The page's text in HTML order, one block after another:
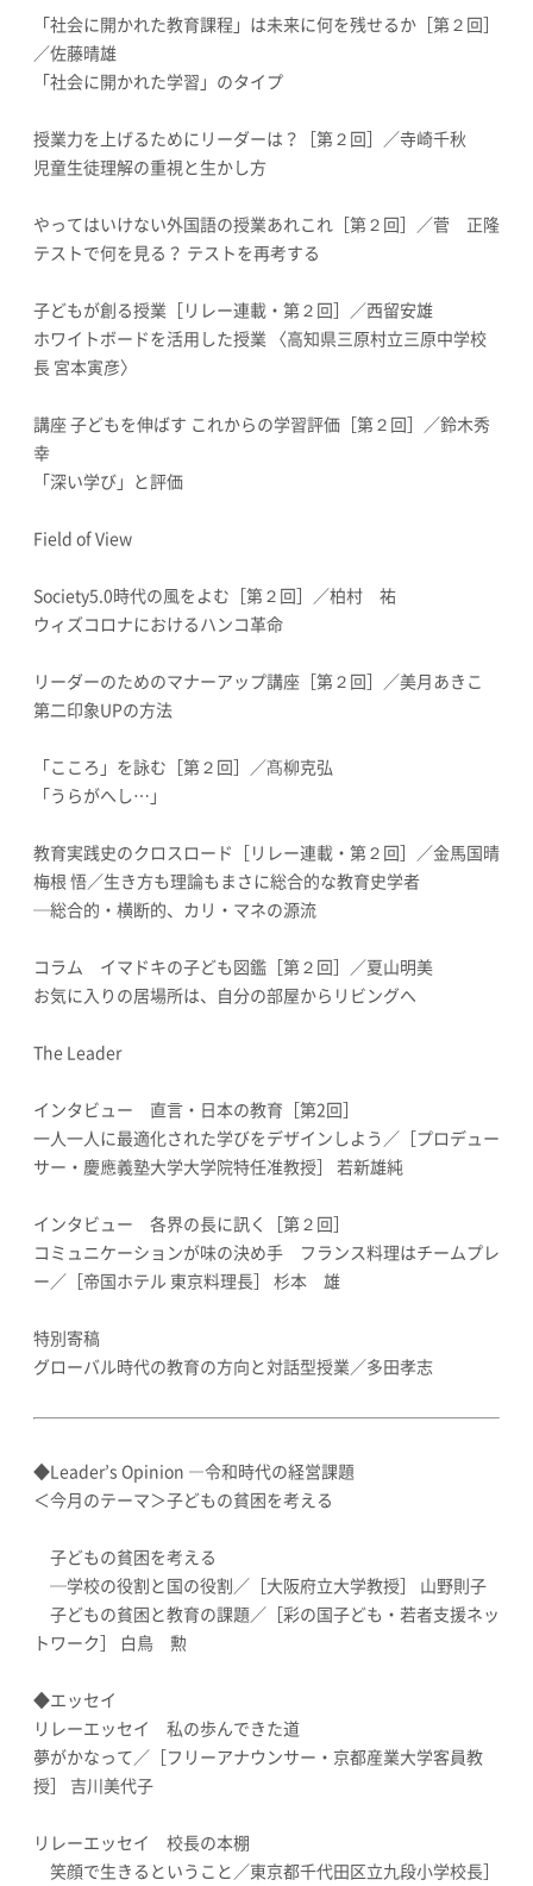
「社会に開かれた教育課程」は未来に何を残せるか［第２回］
／佐藤晴雄
「社会に開かれた学習」のタイプ
授業力を上げるためにリーダーは？［第２回］／寺崎千秋
児童生徒理解の重視と生かし方
やってはいけない外国語の授業あれこれ［第２回］／菅 正隆
テストで何を見る？ テストを再考する
子どもが創る授業［リレー連載・第２回］／西留安雄
ホワイトボードを活用した授業 〈高知県三原村立三原中学校
長 宮本寅彦〉
講座 子どもを伸ばす これからの学習評価［第２回］／鈴木秀
幸
「深い学び」と評価
Field of View
Society5.0時代の風をよむ［第２回］／柏村 祐
ウィズコロナにおけるハンコ革命
リーダーのためのマナーアップ講座［第２回］／美月あきこ
第二印象UPの方法
「こころ」を詠む［第２回］／髙柳克弘
「うらがへし…」
教育実践史のクロスロード［リレー連載・第２回］／金馬国晴
梅根 悟／生き方も理論もまさに総合的な教育史学者
─総合的・横断的、カリ・マネの源流
コラム イマドキの子ども図鑑［第２回］／夏山明美
お気に入りの居場所は、自分の部屋からリビングへ
The Leader
インタビュー 直言・日本の教育［第2回］
一人一人に最適化された学びをデザインしよう／［プロデュー
サー・慶應義塾大学大学院特任准教授］ 若新雄純
インタビュー 各界の長に訊く［第２回］
コミュニケーションが味の決め手 フランス料理はチームプレ
ー／［帝国ホテル 東京料理長］ 杉本 雄
特別寄稿
グローバル時代の教育の方向と対話型授業／多田孝志
◆Leader’s Opinion ―令和時代の経営課題
＜今月のテーマ＞子どもの貧困を考える
子どもの貧困を考える
─学校の役割と国の役割／［大阪府立大学教授］ 山野則子
子どもの貧困と教育の課題／［彩の国子ども・若者支援ネッ
トワーク］ 白鳥 勲
◆エッセイ
リレーエッセイ 私の歩んできた道
夢がかなって／［フリーアナウンサー・京都産業大学客員教
授］ 吉川美代子
リレーエッセイ 校長の本棚
笑顔で生きるということ／東京都千代田区立九段小学校長］